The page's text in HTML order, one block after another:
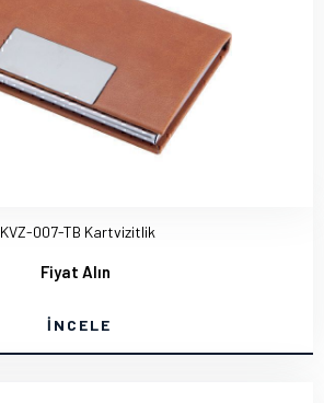
KVZ-007-TB Kartvizitlik
Fiyat Alın
İNCELE